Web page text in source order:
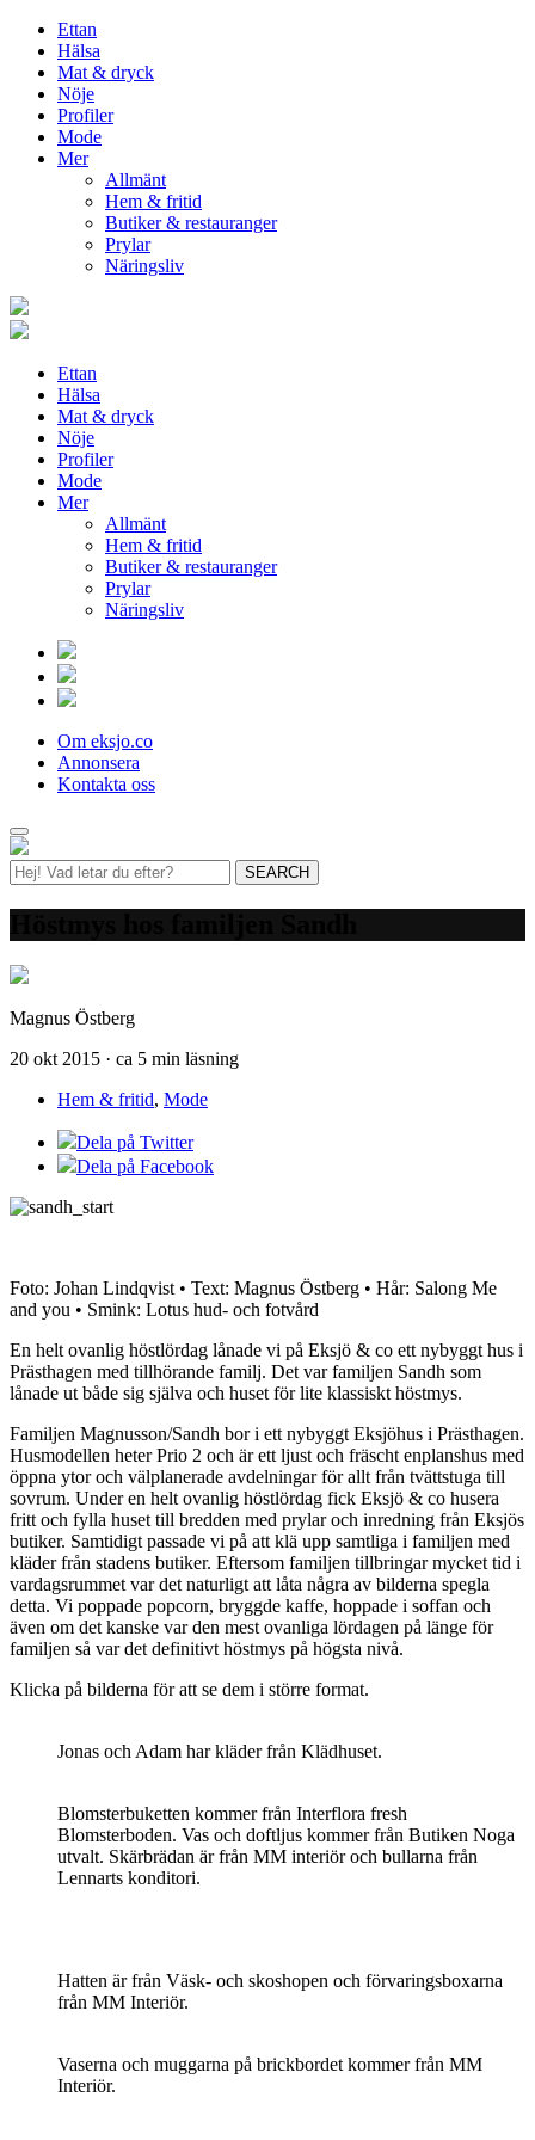
Ettan
Hälsa
Mat & dryck
Nöje
Profiler
Mode
Mer
Allmänt
Hem & fritid
Butiker & restauranger
Prylar
Näringsliv
Ettan
Hälsa
Mat & dryck
Nöje
Profiler
Mode
Mer
Allmänt
Hem & fritid
Butiker & restauranger
Prylar
Näringsliv
Om eksjo.co
Annonsera
Kontakta oss
Magnus Östberg
20 okt 2015 · ca 5 min läsning
Hem & fritid, Mode
Dela på Twitter
Dela på Facebook
Foto: Johan Lindqvist • Text: Magnus Östberg • Hår: Salong Me
and you • Smink: Lotus hud- och fotvård
En helt ovanlig höstlördag lånade vi på Eksjö & co ett nybyggt hus i
Prästhagen med tillhörande familj. Det var familjen Sandh som
lånade ut både sig själva och huset för lite klassiskt höstmys.
Familjen Magnusson/Sandh bor i ett nybyggt Eksjöhus i Prästhagen.
Husmodellen heter Prio 2 och är ett ljust och fräscht enplanshus med
öppna ytor och välplanerade avdelningar för allt från tvättstuga till
sovrum. Under en helt ovanlig höstlördag fick Eksjö & co husera
fritt och fylla huset till bredden med prylar och inredning från Eksjös
butiker. Samtidigt passade vi på att klä upp samtliga i familjen med
kläder från stadens butiker. Eftersom familjen tillbringar mycket tid i
vardagsrummet var det naturligt att låta några av bilderna spegla
detta. Vi poppade popcorn, bryggde kaffe, hoppade i soffan och
även om det kanske var den mest ovanliga lördagen på länge för
familjen så var det definitivt höstmys på högsta nivå.
Klicka på bilderna för att se dem i större format.
Jonas och Adam har kläder från Klädhuset.
Blomsterbuketten kommer från Interflora fresh
Blomsterboden. Vas och doftljus kommer från Butiken Noga
utvalt. Skärbrädan är från MM interiör och bullarna från
Lennarts konditori.
Hatten är från Väsk- och skoshopen och förvaringsboxarna
från MM Interiör.
Vaserna och muggarna på brickbordet kommer från MM
Interiör.